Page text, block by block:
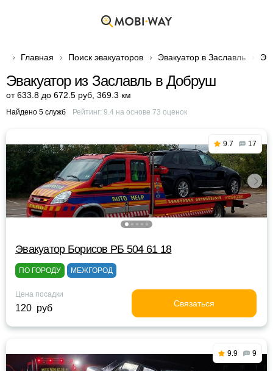
Главная Поиск эвакуаторов Эвакуатор в Заславль
Эвакуатор из Заславль в Добруш
от 633.8 до 672.5 руб 369.3 км
Найдено 5 служб Рейтинг: 9.4на основе 73 оценок
9.7 17
Эвакуатор Борисов РБ 504 61 18
ПО ГОРОДУ МЕЖГОРОД
Цена посадки
120 руб Связаться
9.9 9